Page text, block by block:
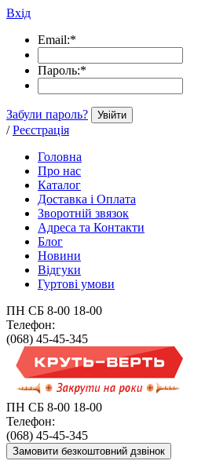
Вхід
Email:*
Пароль:*
Забули пароль? Увійти
/ Реєстрація
Головна
Про нас
Каталог
Доставка і Оплата
Зворотній звязок
Адреса та Контакти
Блог
Новини
Відгуки
Гуртові умови
ПН СБ 8-00 18-00
Телефон:
(068) 45-45-345
ПН СБ 8-00 18-00
Телефон:
(068) 45-45-345
Замовити безкоштовний дзвінок